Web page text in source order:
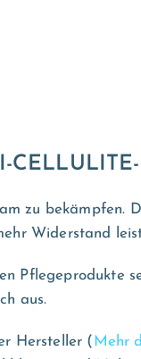
zu bekämpfen.
Widerstand
Pflegeprodukte
aus.
Hersteller ( Mehr